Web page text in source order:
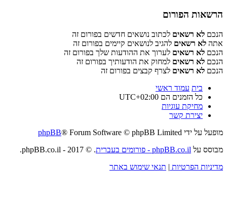
הרשאות הפורום
הנכם לא רשאים לכתוב נושאים חדשים בפורום זה
אתה לא רשאים להגיב לנושאים קיימים בפורום זה
הנכם לא רשאים לערוך את ההודעות שלך בפורום זה
הנכם לא רשאים למחוק את הודעותיך בפורום זה
הנכם לא רשאים לצרף קבצים בפורום זה
בית עמוד ראשי
כל הזמנים הם UTC+02:00
מחיקת עוגיות
יצירת קשר
מופעל על ידי
phpBB® Forum Software © phpBB Limited
מבוסס על phpBB.co.il - פורומים בעברית
. © 2017 - phpBB.co.il.
מדיניות הפרטיות | תנאי שימוש באתר